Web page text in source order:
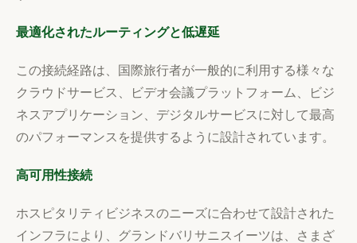
最適化されたルーティングと低遅延
この接続経路は、国際旅行者が一般的に利用する様々な
クラウドサービス、ビデオ会議プラットフォーム、ビジ
ネスアプリケーション、デジタルサービスに対して最高
のパフォーマンスを提供するように設計されています。
高可用性接続
ホスピタリティビジネスのニーズに合わせて設計された
インフラにより、グランドバリサニスイーツは、さまざ